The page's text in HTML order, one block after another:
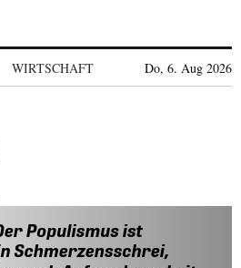
WIRTSCHAFT Do, 6. Aug 2026